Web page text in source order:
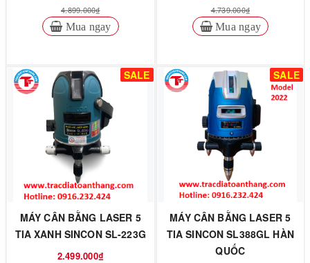
4.899.000₫
Mua ngay
4.739.000₫
Mua ngay
SALE
MÁY CÂN BẰNG LASER 5
TIA XANH SINCON SL-223G
2.499.000₫
SALE
MÁY CÂN BẰNG LASER 5
TIA SINCON SL388GL HÀN
QUỐC